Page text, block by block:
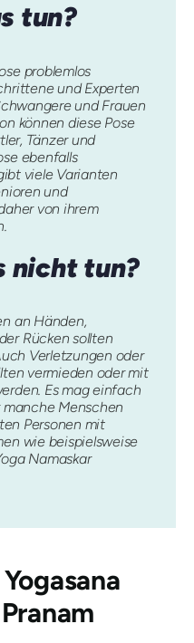
tun?
problemlos
und Experten
und Frauen
können diese Pose
Tänzer und
ebenfalls
viele Varianten
und
von ihrem
nicht tun?
an Händen,
Rücken sollten
Verletzungen oder
vermieden oder mit
Es mag einfach
Menschen
Personen mit
wie beispielsweise
Namaskar
Yogasana